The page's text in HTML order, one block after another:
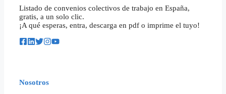
Listado de convenios colectivos de trabajo en España,
gratis, a un solo clic.
¡A qué esperas, entra, descarga en pdf o imprime el tuyo!
Nosotros